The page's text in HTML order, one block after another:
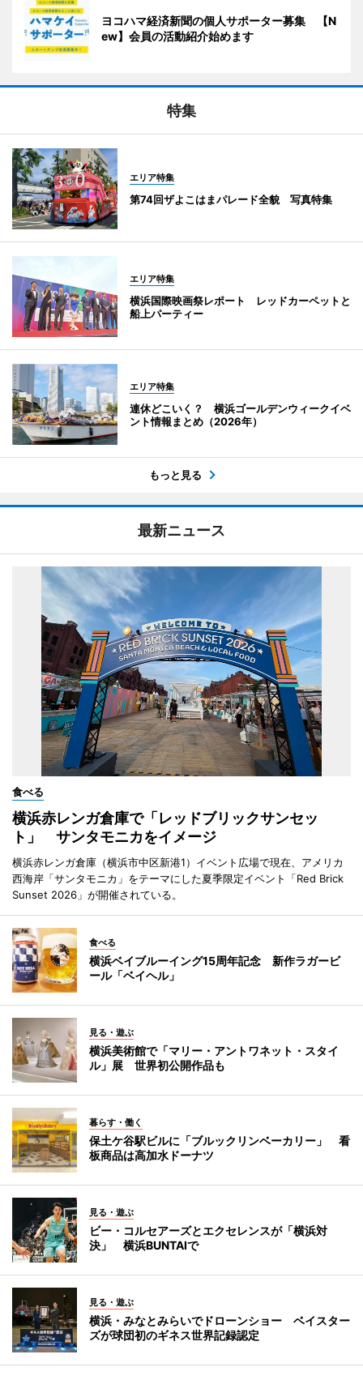
ヨコハマ経済新聞の個人サポーター募集 【N
ew】会員の活動紹介始めます
特集
エリア特集
第74回ザよこはまパレード全貌 写真特集
エリア特集
横浜国際映画祭レポート レッドカーペットと
船上パーティー
エリア特集
連休どこいく？ 横浜ゴールデンウィークイベ
ント情報まとめ（2026年）
もっと見る
最新ニュース
食べる
横浜赤レンガ倉庫で「レッドブリックサンセッ
ト」 サンタモニカをイメージ
横浜赤レンガ倉庫（横浜市中区新港1）イベント広場で現在、アメリカ
西海岸「サンタモニカ」をテーマにした夏季限定イベント「Red Brick
Sunset 2026」が開催されている。
食べる
横浜ベイブルーイング15周年記念 新作ラガービ
ール「ベイヘル」
見る・遊ぶ
横浜美術館で「マリー・アントワネット・スタイ
ル」展 世界初公開作品も
暮らす・働く
保土ケ谷駅ビルに「ブルックリンベーカリー」 看
板商品は高加水ドーナツ
見る・遊ぶ
ビー・コルセアーズとエクセレンスが「横浜対
決」 横浜BUNTAIで
見る・遊ぶ
横浜・みなとみらいでドローンショー ベイスター
ズが球団初のギネス世界記録認定